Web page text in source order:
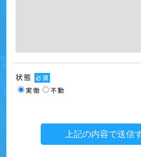
状態 必須
実働 不動